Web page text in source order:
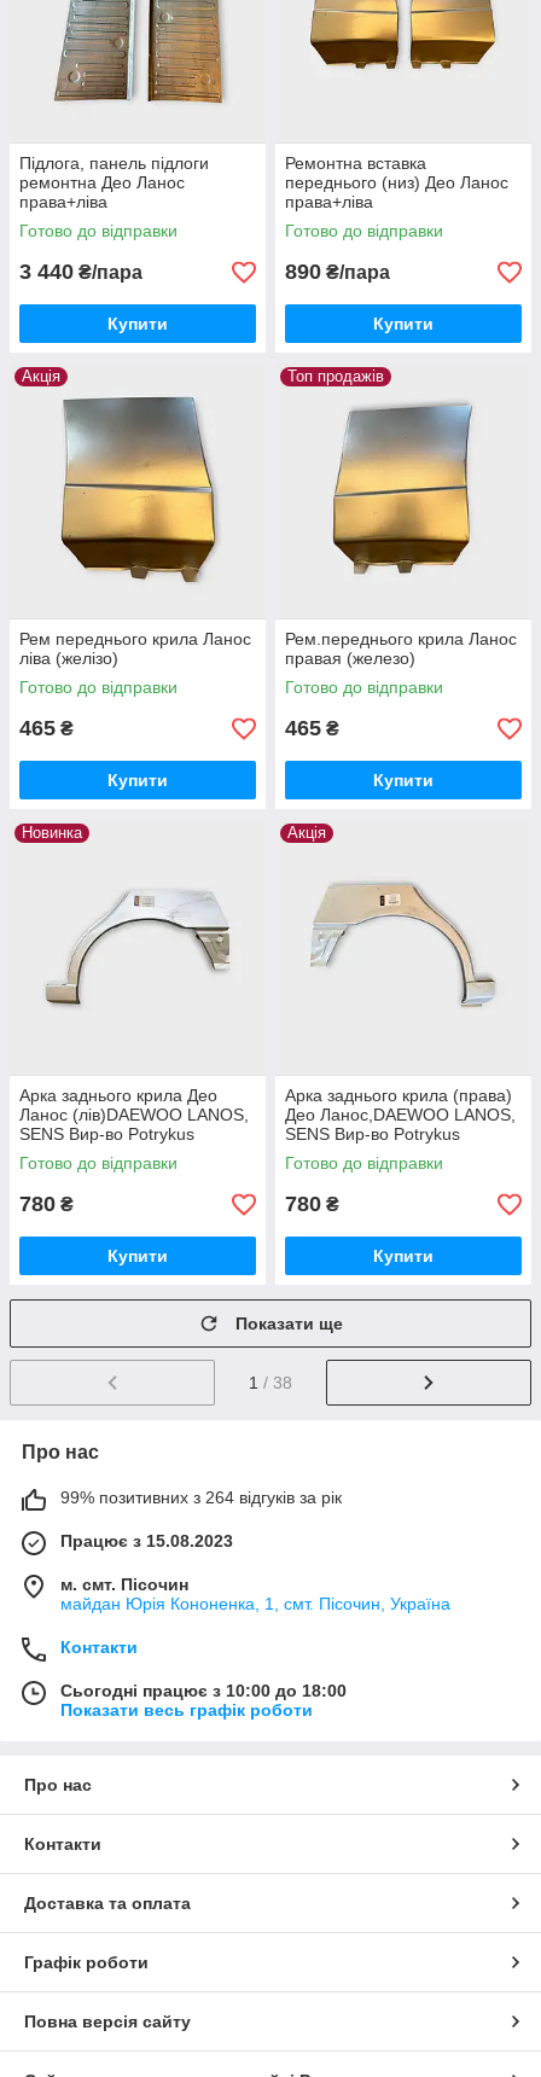
Підлога, панель підлоги
ремонтна Део Ланос
права+ліва
Готово до відправки
3 440 ₴/пара
Купити
Ремонтна вставка
переднього (низ) Део Ланос
права+ліва
Готово до відправки
890 ₴/пара
Купити
Акція
Рем переднього крила Ланос
ліва (желізо)
Готово до відправки
465 ₴
Купити
Топ продажів
Рем.переднього крила Ланос
правая (железо)
Готово до відправки
465 ₴
Купити
Новинка
Арка заднього крила Део
Ланос (лів)DAEWOO LANOS,
SENS Вир-во Potrykus
Готово до відправки
780 ₴
Купити
Акція
Арка заднього крила (права)
Део Ланос,DAEWOO LANOS,
SENS Вир-во Potrykus
Готово до відправки
780 ₴
Купити
Показати ще
1 / 38
Про нас
99% позитивних з 264 відгуків за рік
Працює з 15.08.2023
м. смт. Пісочин
майдан Юрія Кононенка, 1, смт. Пісочин, Україна
Контакти
Сьогодні працює з 10:00 до 18:00
Показати весь графік роботи
Про нас
Контакти
Доставка та оплата
Графік роботи
Повна версія сайту